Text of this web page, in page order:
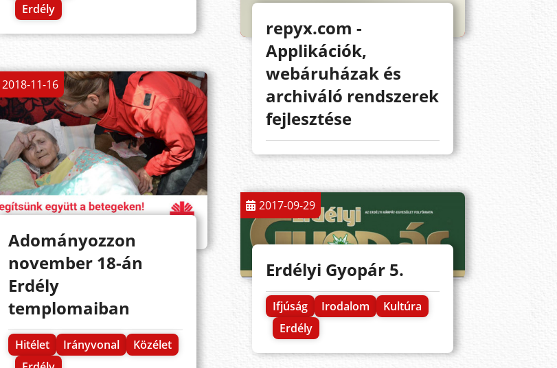
Erdély
2018-11-16
Adományozzon
november 18-án
Erdély
templomaiban
Hitélet Irányvonal
Közélet
repyx.com -
Applikációk,
webáruházak és
archiváló rendszerek
fejlesztése
2017-09-29
Erdélyi Gyopár 5.
Ifjúság Irodalom
Kultúra
Erdély